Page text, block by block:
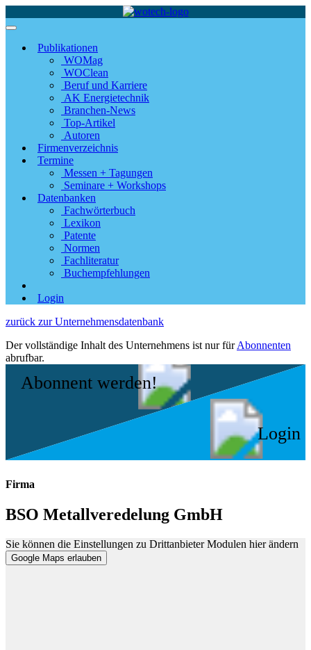
Publikationen
WOMag
WOClean
Beruf und Karriere
AK Energietechnik
Branchen-News
Top-Artikel
Autoren
Firmenverzeichnis
Termine
Messen + Tagungen
Seminare + Workshops
Datenbanken
Fachwörterbuch
Lexikon
Patente
Normen
Fachliteratur
Buchempfehlungen
Login
zurück zur Unternehmensdatenbank
Der vollständige Inhalt des Unternehmens ist nur fürAbonnenten
abrufbar.
Abonnent werden!
Login
Firma
BSO Metallveredelung GmbH
Sie können die Einstellungen zu Drittanbieter Modulen hier ändern
Google Maps erlauben